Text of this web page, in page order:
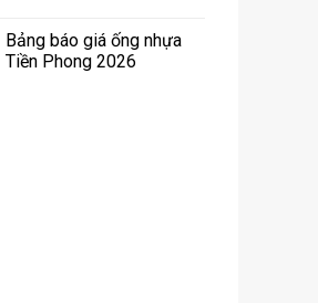
Bảng báo giá ống nhựa
Tiền Phong 2026